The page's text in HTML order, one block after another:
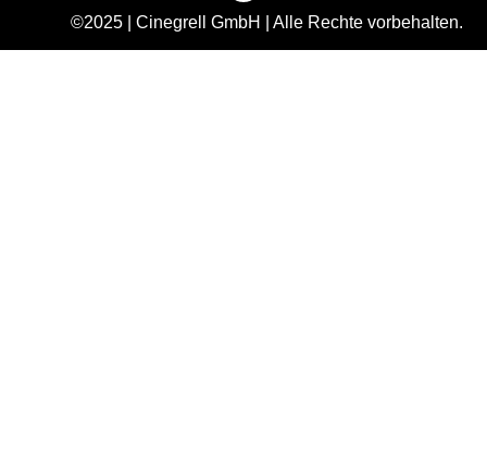
©2025 | Cinegrell GmbH | Alle Rechte vorbehalten.